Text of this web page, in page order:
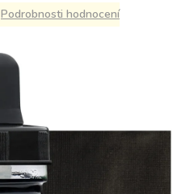
Podrobnosti hodnocení